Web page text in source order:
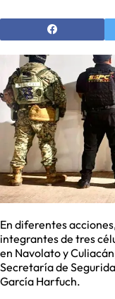
En diferentes
integrantes de tres
en Navolato y
Secretaría de
García Harfuch.